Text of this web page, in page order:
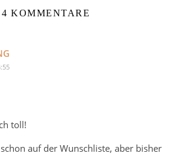
4 KOMMENTARE
toll!
auf der Wunschliste, aber bisher